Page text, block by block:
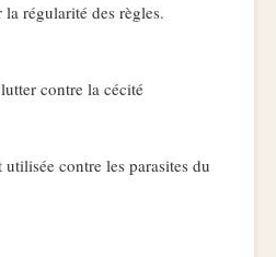
régularité des règles.
contre la cécité
contre les parasites du